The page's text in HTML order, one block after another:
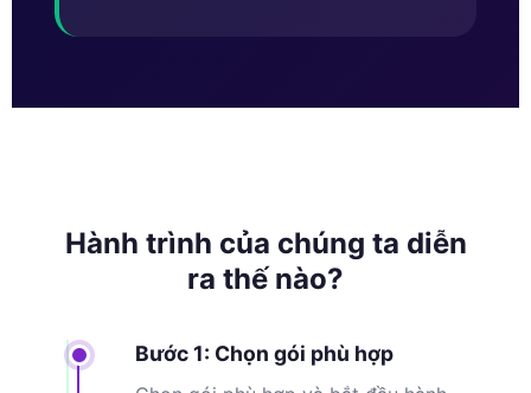
Hành trình của chúng ta diễn
ra thế nào?
Bước 1: Chọn gói phù hợp